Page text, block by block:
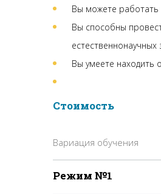
Вы можете работать
Вы способны
естественнонаучных
Вы умеете находить
Стоимость
Вариация обучения
Режим №1